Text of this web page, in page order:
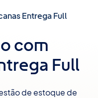
Entrega Full
com
Full
de estoque de